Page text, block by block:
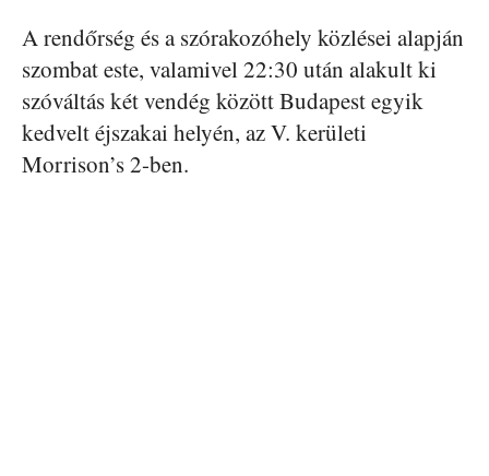
A rendőrség és a szórakozóhely közlései alapján
szombat este, valamivel 22:30 után alakult ki
szóváltás két vendég között Budapest egyik
kedvelt éjszakai helyén, az V. kerületi
Morrison’s 2-ben.